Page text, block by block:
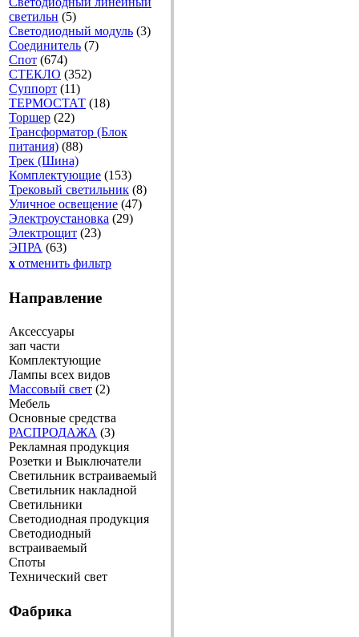
светильн (5)
Светодиодный модуль (3)
Соединитель (7)
Спот (674)
СТЕКЛО (352)
Суппорт (11)
ТЕРМОСТАТ (18)
Торшер (22)
Трансформатор (Блок
питания) (88)
Трек (Шина)
Комплектующие (153)
Трековый светильник (8)
Уличное освещение (47)
Электроустановка (29)
Электрощит (23)
ЭПРА (63)
x отменить фильтр
Направление
Аксессуары
зап части
Комплектующие
Лампы всех видов
Массовый свет (2)
Мебель
Основные средства
РАСПРОДАЖА (3)
Рекламная продукция
Розетки и Выключатели
Светильник встраиваемый
Светильник накладной
Светильники
Светодиодная продукция
Светодиодный
встраиваемый
Споты
Технический свет
Фабрика